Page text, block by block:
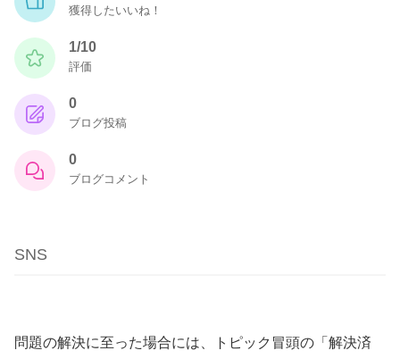
獲得したいいね！
1/10
評価
0
ブログ投稿
0
ブログコメント
SNS
問題の解決に至った場合には、トピック冒頭の「解決済